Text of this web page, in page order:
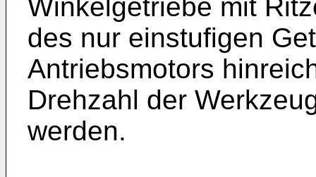
Winkelgetriebe mit
des nur einstufigen
Antriebsmotors
Drehzahl der
werden.